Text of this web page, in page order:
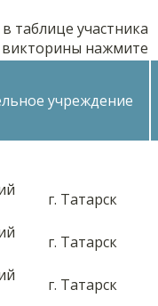
таблице участника
викторины нажмите
учреждение
г. Татарск
г. Татарск
г. Татарск